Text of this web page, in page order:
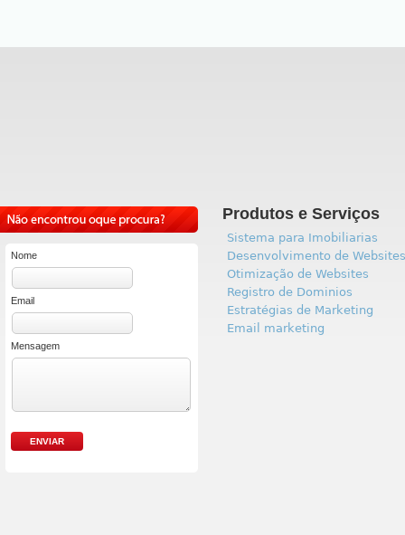
Nome
Email
Mensagem
Produtos e Serviços
Sistema para Imobiliarias
Desenvolvimento de Websites
Otimização de Websites
Registro de Dominios
Estratégias de Marketing
Email marketing